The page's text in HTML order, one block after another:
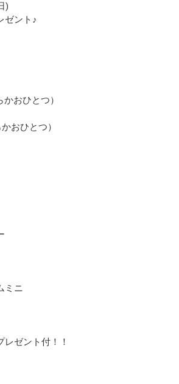
)
ゼント♪
おひとつ）
おひとつ）
ニ
ト付！！